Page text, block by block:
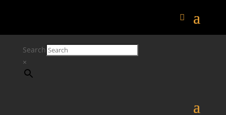
Search
×